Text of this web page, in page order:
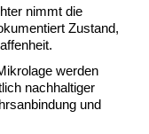
nimmt die
Zustand,
werden
nachhaltiger
und